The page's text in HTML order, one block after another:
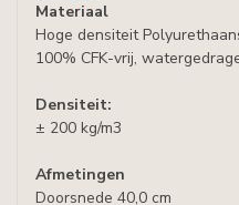
Materiaal
Hoge densiteit
100% CFK-vrij,
Densiteit:
± 200 kg/m3
Afmetingen
Doorsnede 40,0 cm